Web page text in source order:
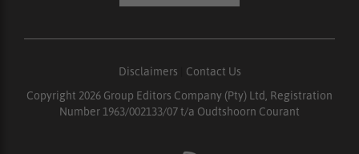
Disclaimers
Contact Us
Copyright 2026 Group Editors Company (Pty) Ltd, Registration
Number 1963/002133/07 t/a Oudtshoorn Courant